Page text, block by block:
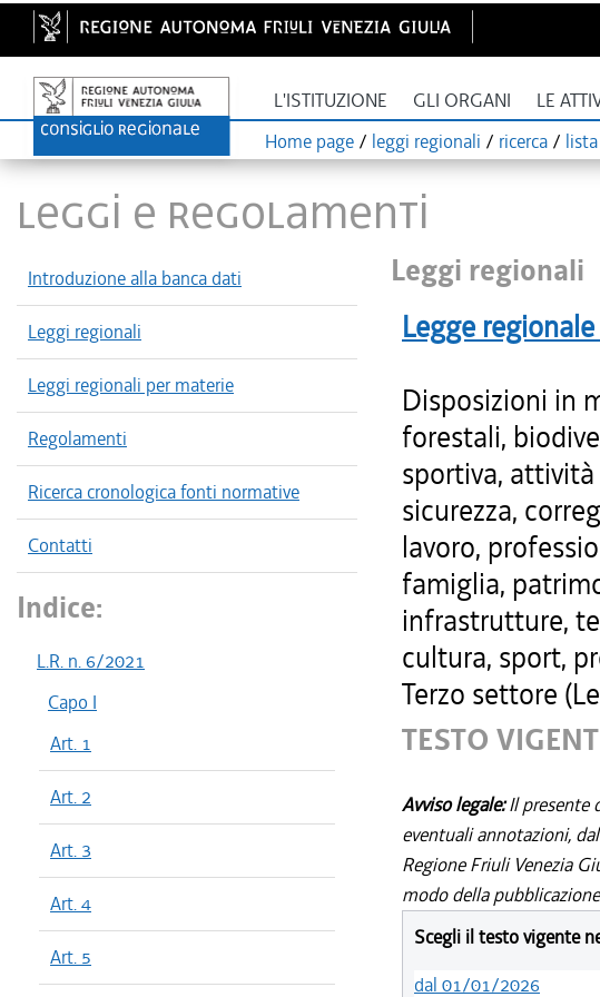
L'ISTITUZIONE GLI ORGANI LE
Home page / leggi regionali / ricerca / lista
LEGGI E REGOLAMENTI
Introduzione alla banca dati
Leggi regionali
Leggi regionali per materie
Regolamenti
Ricerca cronologica fonti normative
Contatti
Indice:
L.R. n. 6/2021
Capo I
Art. 1
Art. 2
Art. 3
Art. 4
Art. 5
Leggi regionali
Legge regionale
Disposizioni in
forestali,
sportiva,
sicurezza,
lavoro,
famiglia,
infrastrutture,
cultura, sport,
Terzo settore
TESTO
Avviso legale:Il presente
eventuali annotazioni,
Regione Friuli Venezia
modo della
Scegli il testo vigente
dal 01/01/2026